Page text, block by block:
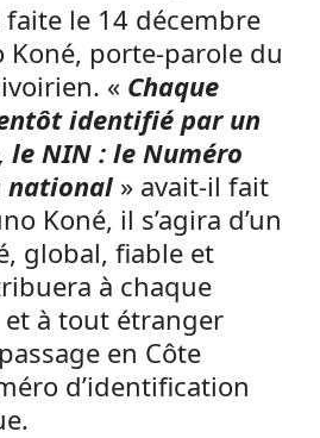
faite le 14 décembre
Koné, porte-parole du
« Chaque
identifié par un
le NIN : le Numéro
national » avait-il fait
Koné, il s’agira d’un
global, fiable et
à chaque
à tout étranger
en Côte
d’identification